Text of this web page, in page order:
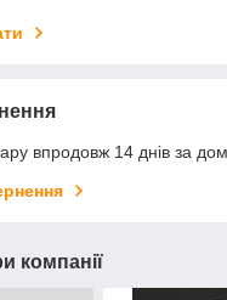
впродовж 14 днів за
компанії